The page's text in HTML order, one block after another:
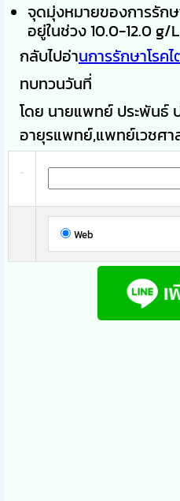
จุดมุ่งหมายของการรัก
อยู่ในช่วง 10.0-12.0 g/
กลับไปอ่านการรักษาโรคไ
ทบทวนวันที่
โดย นายแพทย์ ประพัน
อายุรแพทย์,แพทย์เวชศ
Web